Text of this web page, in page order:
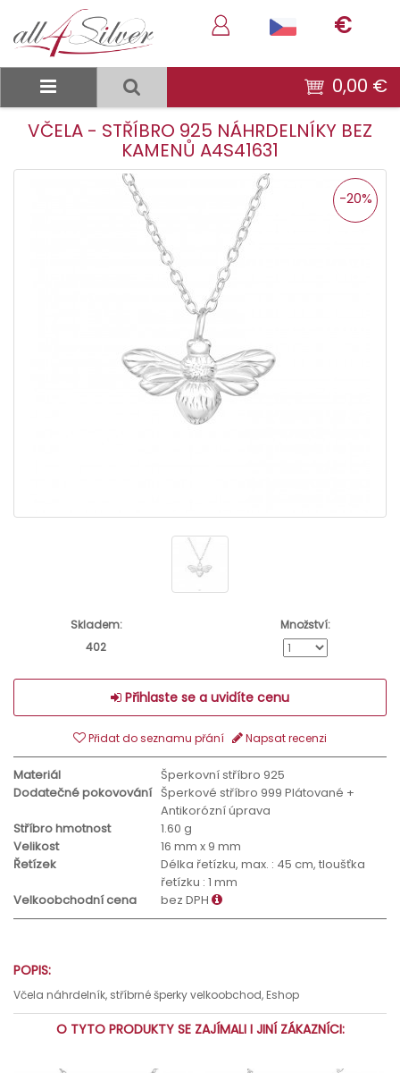
€
0,00 €
VČELA - STŘÍBRO 925 NÁHRDELNÍKY BEZ
KAMENŮ A4S41631
-20%
Skladem:
402
Množství:
Přihlaste se a uvidíte cenu
Přidat do seznamu přání Napsat recenzi
Materiál
Šperkovní stříbro 925
Dodatečné pokovování Šperkové stříbro 999 Plátované +
Antikorózní úprava
Stříbro hmotnost
1.60 g
Velikost
16 mm x 9 mm
Řetízek
Délka řetízku, max. : 45 cm, tloušťka
řetízku : 1 mm
Velkoobchodní cena
bez DPH
POPIS:
Včela náhrdelník, stříbrné šperky velkoobchod, Eshop
O TYTO PRODUKTY SE ZAJÍMALI I JINÍ ZÁKAZNÍCI: